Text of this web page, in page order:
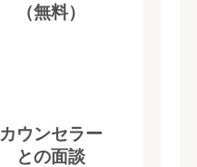
（無料）
カウンセラー
との面談